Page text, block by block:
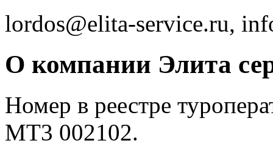
lordos@elita-service.ru,
О компании Элита
Номер в реестре
МТ3 002102.